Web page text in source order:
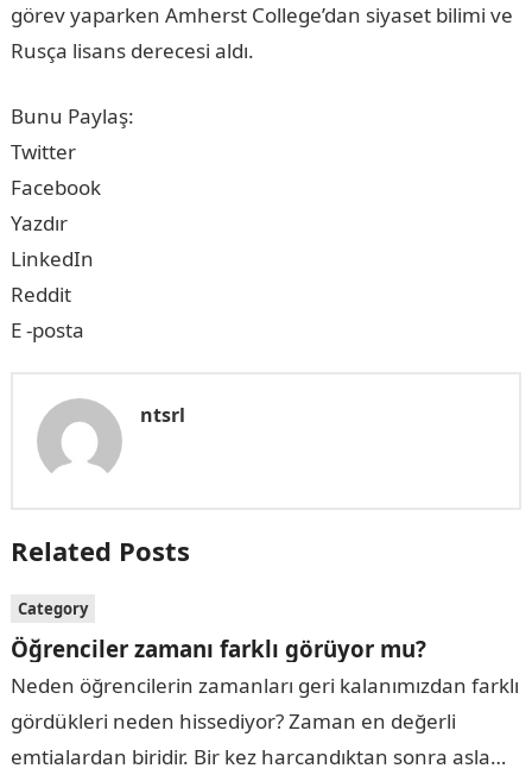
görev yaparken Amherst College’dan siyaset bilimi ve
Rusça lisans derecesi aldı.
Bunu Paylaş:
Twitter
Facebook
Yazdır
LinkedIn
Reddit
E -posta
ntsrl
Related Posts
Category
Öğrenciler zamanı farklı görüyor mu?
Neden öğrencilerin zamanları geri kalanımızdan farklı
gördükleri neden hissediyor? Zaman en değerli
emtialardan biridir. Bir kez harcandıktan sonra asla